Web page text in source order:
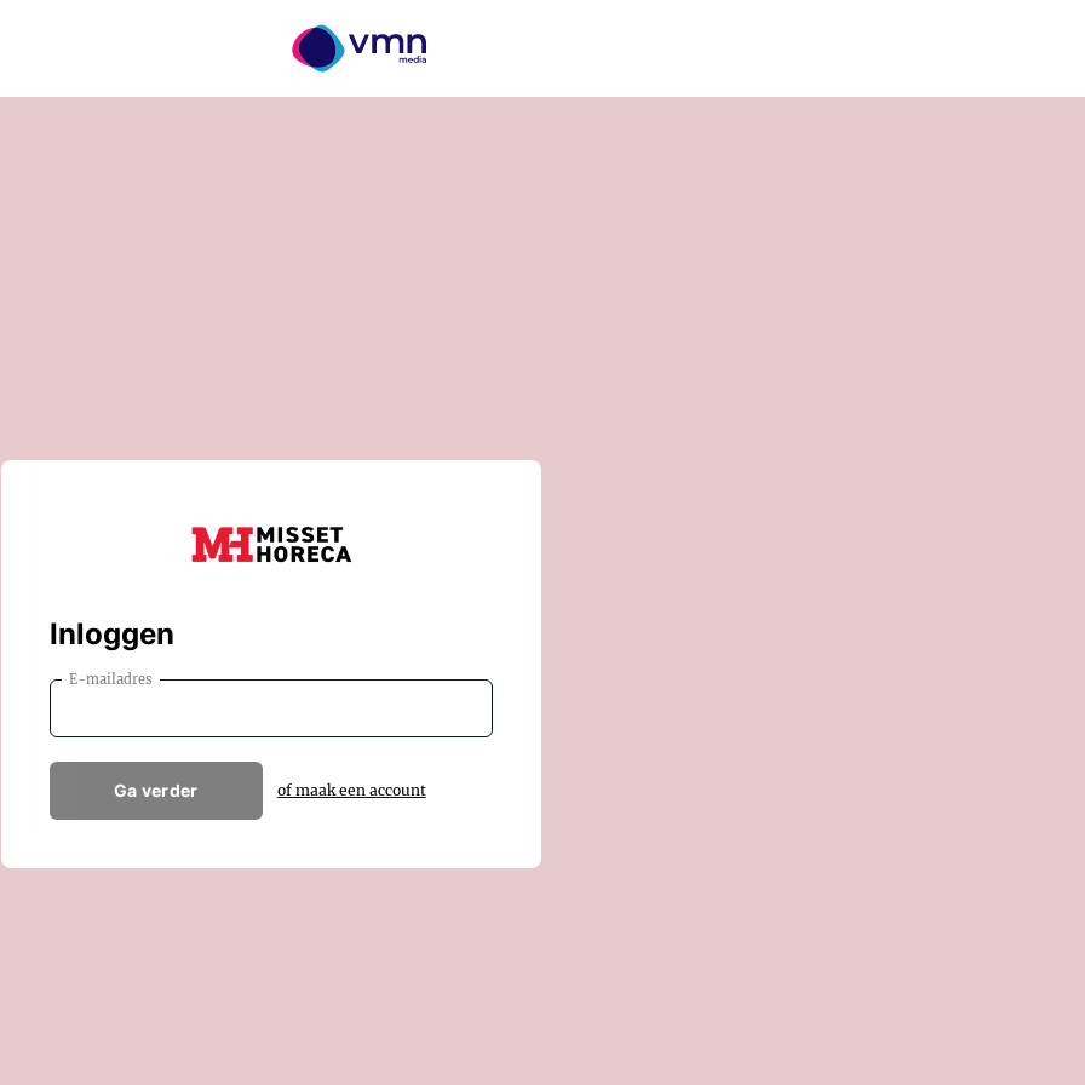
Inloggen
E-mailadres
Ga verder of maak een account